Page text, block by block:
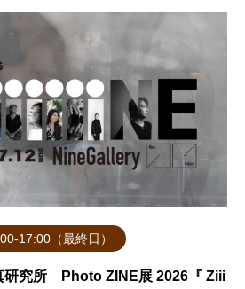
17:00（最終日）
研究所 Photo ZINE展 2026『 Ziii